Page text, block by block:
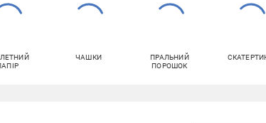
ЧАШКИ
ПРАЛЬНИЙ
ПОРОШОК